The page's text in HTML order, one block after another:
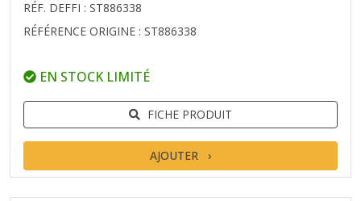
RÉF. DEFFI : ST886338
RÉFÉRENCE ORIGINE : ST886338
EN STOCK LIMITÉ
FICHE PRODUIT
AJOUTER